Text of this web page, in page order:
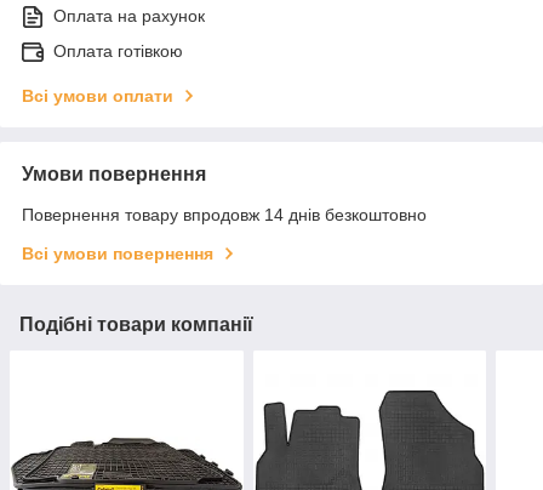
Оплата на рахунок
Оплата готівкою
Всі умови оплати
Умови повернення
Повернення товару впродовж 14 днів безкоштовно
Всі умови повернення
Подібні товари компанії